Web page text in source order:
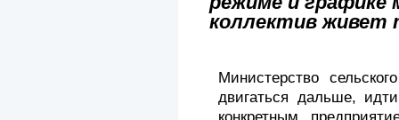
коллектив живет
Министерство
двигаться дальше,